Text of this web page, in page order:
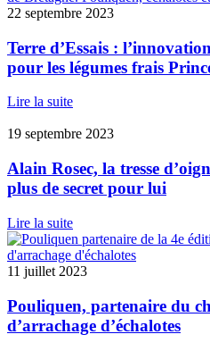
22 septembre 2023
Terre d’Essais :
pour les légumes frais
Lire la suite
19 septembre 2023
Alain Rosec, la tresse
plus de secret pour lui
Lire la suite
11 juillet 2023
Pouliquen, partenaire du
d’arrachage d’échalotes